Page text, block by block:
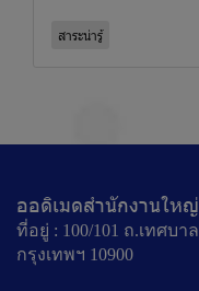
สาระน่ารู้
ออดิเมดสำนักงานให
ที่อยู่ : 100/101 ถ.เทศบ
กรุงเทพฯ 10900